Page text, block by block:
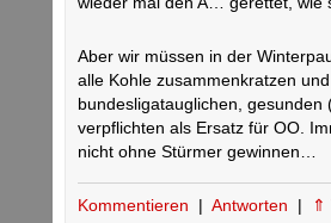
Aber wir müssen in der
alle Kohle zusammenkratzen
bundesligatauglichen, gesunden
verpflichten als Ersatz für OO.
nicht ohne Stürmer gewinnen…
Kommentieren | Antworten | ⇑